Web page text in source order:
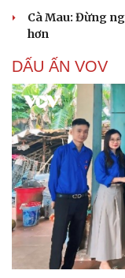
Cà Mau: Đừng
hơn
DẤU ẤN VOV